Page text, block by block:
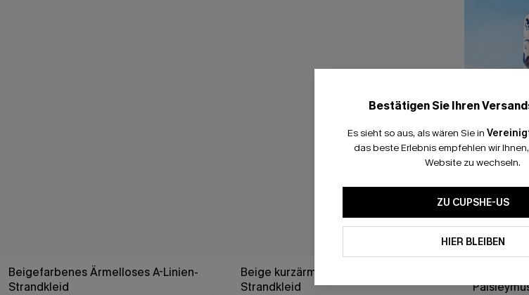
Beigefarbenes Ärmelloses A-Linien-
Strandkleid
Beige kurzärmeliges gehäkeltes Mini-
Strandkleid
Bestätigen Sie Ihren
Es sieht so aus, als wären Sie in
das beste Erlebnis empfehlen wir
Website zu wechseln.
ZU CUPSHE-US
HIER BLEIBEN